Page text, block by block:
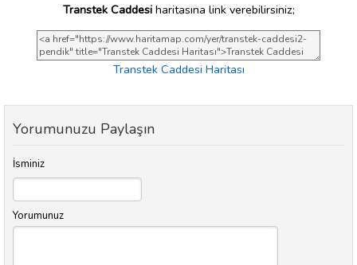
Transtek Caddesiharitasına link verebilirsiniz;
Transtek Caddesi Haritası
Yorumunuzu Paylaşın
İsminiz
Yorumunuz